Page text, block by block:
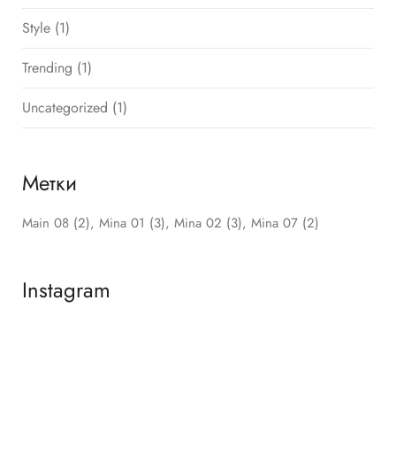
Style (1)
Trending (1)
Uncategorized (1)
Метки
Main 08 (2) Mina 01 (3) Mina 02 (3) Mina 07 (2)
Instagram